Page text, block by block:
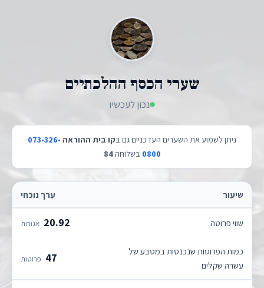
שערי הכסף ההלכתיים
נכון לעכשיו
ניתן לשמוע את השערים העדכניים גם בקו בית ההוראה 073-326-
0800 בשלוחה84
שיעור ערך נוכחי
שווי פרוטה 20.92 אגורות
כמות הפרוטות שנכנסות במטבע של
עשרה שקלים
47 פרוטות